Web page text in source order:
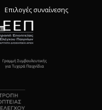
Επιλογές συναίνεσης